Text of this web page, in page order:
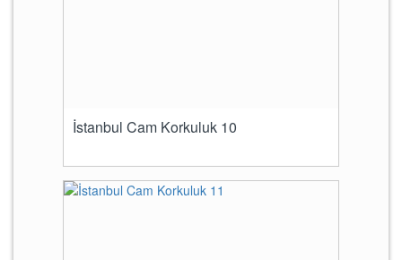
İstanbul Cam Korkuluk 10